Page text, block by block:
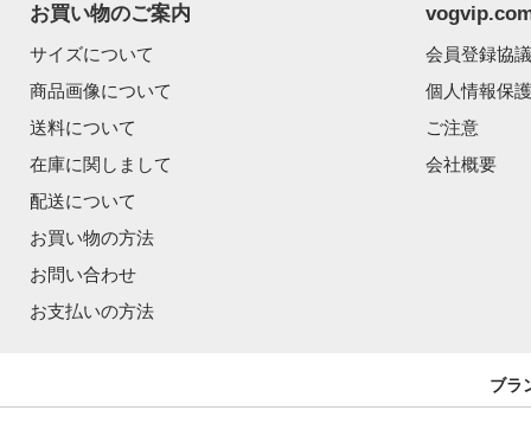
お買い物のご案内
サイズについて
商品画像について
送料について
在庫に関しまして
配送について
お買い物の方法
お問い合わせ
お支払いの方法
会員登録協
個人情報保
ご注意
会社概要
ブラ